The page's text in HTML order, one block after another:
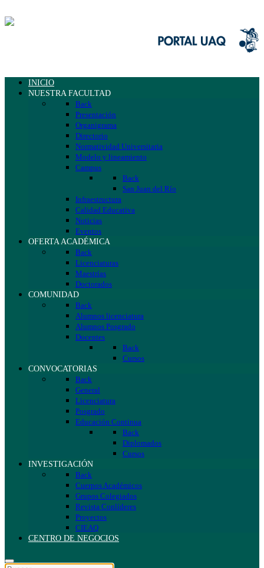
INICIO
NUESTRA FACULTAD
Back
Presentación
Organigrama
Directorio
Normatividad Universitaria
Modelo y lineamiento
Campus
Back
San Juan del Río
Infraestructura
Calidad Educativa
Noticias
Eventos
OFERTA ACADÉMICA
Back
Licenciaturas
Maestrías
Doctorados
COMUNIDAD
Back
Alumnos licenciatura
Alumnos Posgrado
Docentes
Back
Cursos
CONVOCATORIAS
Back
General
Licenciatura
Posgrado
Educación Continua
Back
Diplomados
Cursos
INVESTIGACIÓN
Back
Cuerpos Académicos
Grupos Colegiados
Revista Conlíderes
Proyectos
CIEAQ
CENTRO DE NEGOCIOS